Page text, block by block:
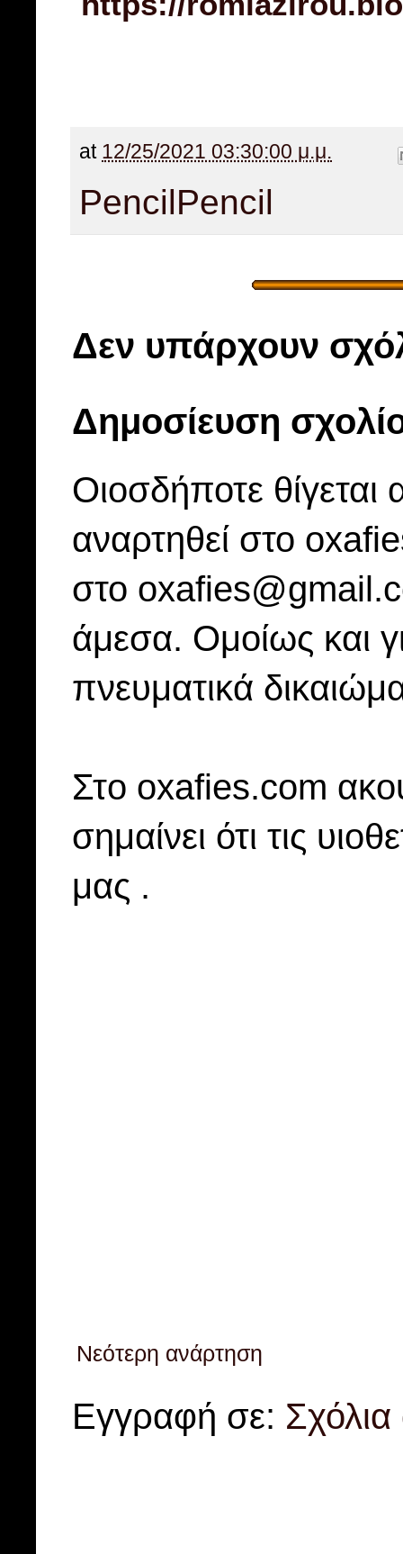
at 12/25/2021 03:30:00 μ.μ.
PencilPencil
Δεν υπάρχουν
Δημοσίευση
Οιοσδήποτε
αναρτηθεί στο
στο
άμεσα. Ομοίως και
πνευματικά
Στo oxafies.com
σημαίνει ότι τις
μας .
Νεότερη ανάρτηση
Εγγραφή σε: